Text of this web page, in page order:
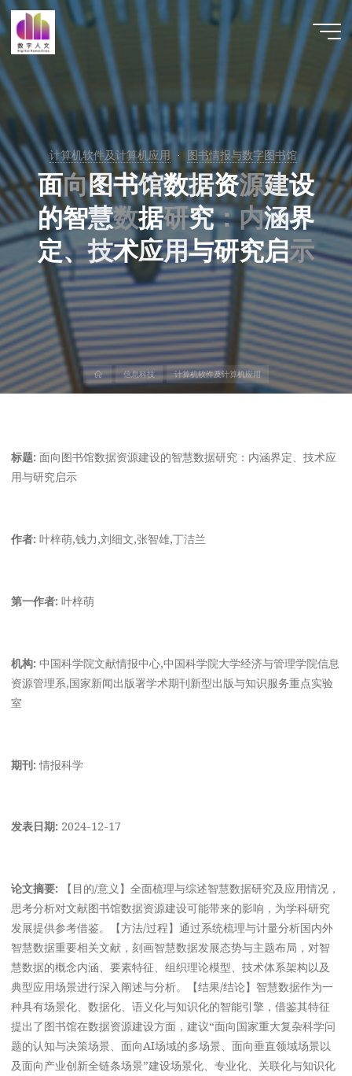
跳
至
容
数字人
文 |
DHCN
计算机软件及计算机应用 图书情报与数字图书馆
面向图书馆数据资源
源建设
的智慧数
数据研
研究：
：内
内涵界
定、技术应用与研究启示
首
页
信息科技 计算机软件及计算机应用
标题: 面向图书馆数据资源建设的智慧数据研究：内涵界定、技术应
用与研究启示
作者: 叶梓萌,钱力,刘细文,张智雄,丁洁兰
第一作者: 叶梓萌
机构: 中国科学院文献情报中心,中国科学院大学经济与管理学院信息
资源管理系,国家新闻出版署学术期刊新型出版与知识服务重点实验
室
期刊: 情报科学
发表日期: 2024-12-17
论文摘要: 【目的/意义】全面梳理与综述智慧数据研究及应用情况，
思考分析对文献图书馆数据资源建设可能带来的影响，为学科研究
发展提供参考借鉴。【方法/过程】通过系统梳理与计量分析国内外
智慧数据重要相关文献，刻画智慧数据发展态势与主题布局，对智
慧数据的概念内涵、要素特征、组织理论模型、技术体系架构以及
典型应用场景进行深入阐述与分析。【结果/结论】智慧数据作为一
种具有场景化、数据化、语义化与知识化的智能引擎，借鉴其特征
提出了图书馆在数据资源建设方面，建议“面向国家重大复杂科学问
题的认知与决策场景、面向AI场域的多场景、面向垂直领域场景以
及面向产业创新全链条场景”建设场景化、专业化、关联化与知识化